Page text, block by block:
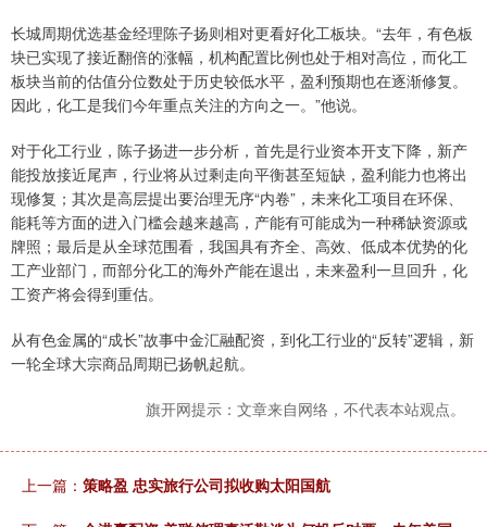
长城周期优选基金经理陈子扬则相对更看好化工板块。“去年，有色板
块已实现了接近翻倍的涨幅，机构配置比例也处于相对高位，而化工
板块当前的估值分位数处于历史较低水平，盈利预期也在逐渐修复。
因此，化工是我们今年重点关注的方向之一。”他说。
对于化工行业，陈子扬进一步分析，首先是行业资本开支下降，新产
能投放接近尾声，行业将从过剩走向平衡甚至短缺，盈利能力也将出
现修复；其次是高层提出要治理无序“内卷”，未来化工项目在环保、
能耗等方面的进入门槛会越来越高，产能有可能成为一种稀缺资源或
牌照；最后是从全球范围看，我国具有齐全、高效、低成本优势的化
工产业部门，而部分化工的海外产能在退出，未来盈利一旦回升，化
工资产将会得到重估。
从有色金属的“成长”故事中金汇融配资，到化工行业的“反转”逻辑，新
一轮全球大宗商品周期已扬帆起航。
旗开网提示：文章来自网络，不代表本站观点。
上一篇： 策略盈 忠实旅行公司拟收购太阳国航